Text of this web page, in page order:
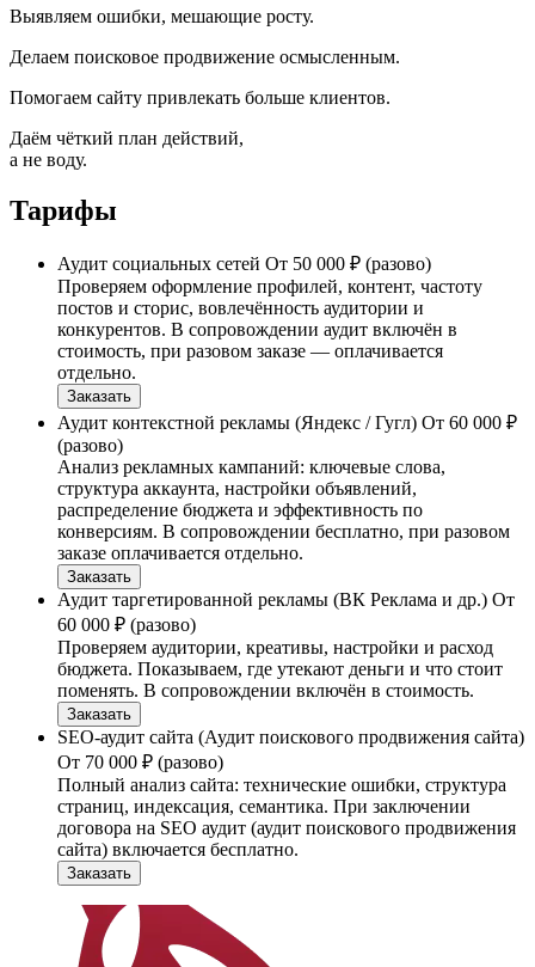
Выявляем ошибки, мешающие росту.
Делаем поисковое продвижение осмысленным.
Помогаем сайту привлекать больше клиентов.
Даём чёткий план действий,
а не воду.
Тарифы
Аудит социальных сетей От 50 000 ₽ (разово)
Проверяем оформление профилей, контент, частоту
постов и сторис, вовлечённость аудитории и
конкурентов. В сопровождении аудит включён в
стоимость, при разовом заказе — оплачивается
отдельно.
Заказать
Аудит контекстной рекламы (Яндекс / Гугл) От 60 000 ₽
(разово)
Анализ рекламных кампаний: ключевые слова,
структура аккаунта, настройки объявлений,
распределение бюджета и эффективность по
конверсиям. В сопровождении бесплатно, при разовом
заказе оплачивается отдельно.
Заказать
Аудит таргетированной рекламы (ВК Реклама и др.) От
60 000 ₽ (разово)
Проверяем аудитории, креативы, настройки и расход
бюджета. Показываем, где утекают деньги и что стоит
поменять. В сопровождении включён в стоимость.
Заказать
SEO-аудит сайта (Аудит поискового продвижения сайта)
От 70 000 ₽ (разово)
Полный анализ сайта: технические ошибки, структура
страниц, индексация, семантика. При заключении
договора на SEO аудит (аудит поискового продвижения
сайта) включается бесплатно.
Заказать